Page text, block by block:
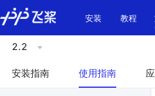
\u200E
安装
教程
2.2
安装指南 使用指南